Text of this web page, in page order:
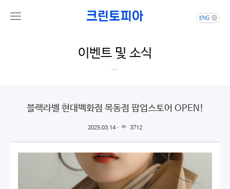
ENG
이벤트 및 소식
블랙라벨 현대백화점 목동점 팝업스토어 OPEN!
2025.03.14 · 3712